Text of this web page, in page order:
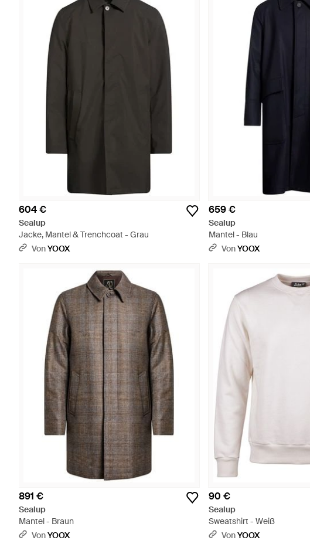
604 €
Sealup
Jacke, Mantel & Trenchcoat - Grau
VonYOOX
659 €
Sealup
Mantel - Blau
VonYOOX
891 €
Sealup
Mantel - Braun
VonYOOX
90 €
Sealup
Sweatshirt - Weiß
VonYOOX